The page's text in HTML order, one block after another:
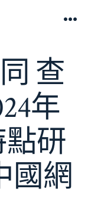
查
年
點研
國網